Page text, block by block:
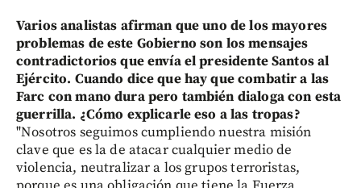
Varios analistas afirman que uno de los mayores
problemas de este Gobierno son los mensajes
contradictorios que envía el presidente Santos al
Ejército. Cuando dice que hay que combatir a las
Farc con mano dura pero también dialoga con esta
guerrilla. ¿Cómo explicarle eso a las tropas?
"Nosotros seguimos cumpliendo nuestra misión
clave que es la de atacar cualquier medio de
violencia, neutralizar a los grupos terroristas,